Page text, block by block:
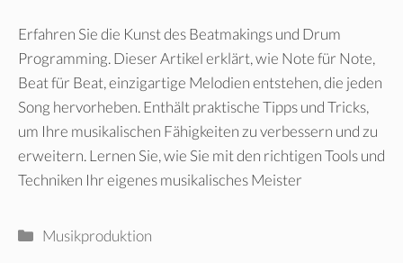
Erfahren Sie die Kunst des Beatmakings und Drum
Programming. Dieser Artikel erklärt, wie Note für Note,
Beat für Beat, einzigartige Melodien entstehen, die jeden
Song hervorheben. Enthält praktische Tipps und Tricks,
um Ihre musikalischen Fähigkeiten zu verbessern und zu
erweitern. Lernen Sie, wie Sie mit den richtigen Tools und
Techniken Ihr eigenes musikalisches Meister
Kategorien
Musikproduktion